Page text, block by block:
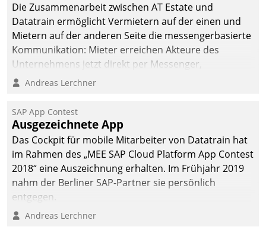
Die Zusammenarbeit zwischen AT Estate und
Datatrain ermöglicht Vermietern auf der einen und
Mietern auf der anderen Seite die messengerbasierte
Kommunikation: Mieter erreichen Akteure des
Unternehmens jetzt direkt per Messenger,
Mitarbeiter oder Dienstleister empfangen oder
Andreas Lerchner
SAP App Contest
Ausgezeichnete App
Das Cockpit für mobile Mitarbeiter von Datatrain hat
im Rahmen des „MEE SAP Cloud Platform App Contest
2018“ eine Auszeichnung erhalten. Im Frühjahr 2019
nahm der Berliner SAP-Partner sie persönlich
entgegen.
Andreas Lerchner